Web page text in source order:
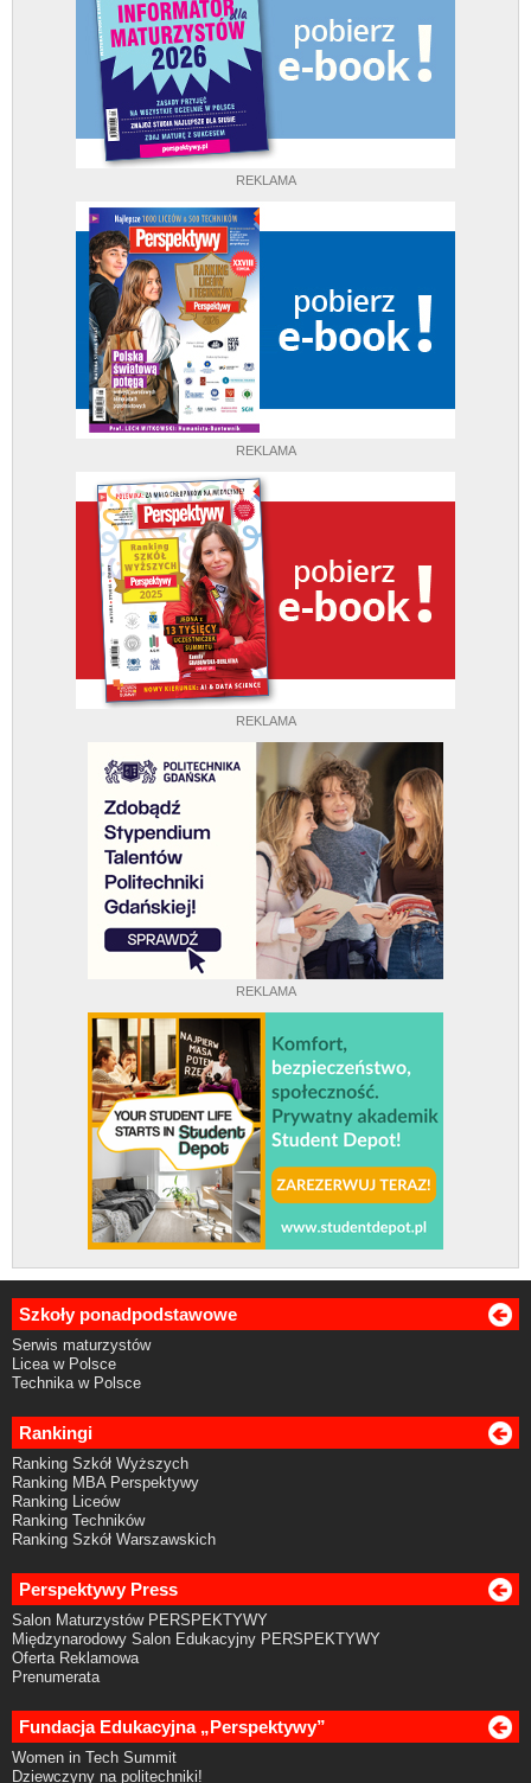
REKLAMA
REKLAMA
REKLAMA
REKLAMA
Szkoły ponadpodstawowe
Serwis maturzystów
Licea w Polsce
Technika w Polsce
Rankingi
Ranking Szkół Wyższych
Ranking MBA Perspektywy
Ranking Liceów
Ranking Techników
Ranking Szkół Warszawskich
Perspektywy Press
Salon Maturzystów PERSPEKTYWY
Międzynarodowy Salon Edukacyjny PERSPEKTYWY
Oferta Reklamowa
Prenumerata
Fundacja Edukacyjna „Perspektywy”
Women in Tech Summit
Dziewczyny na politechniki!